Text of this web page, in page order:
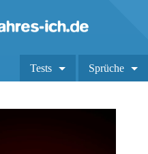
Tests Sprüche